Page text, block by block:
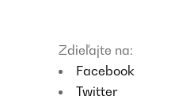
Zdieľajte na:
Facebook
Twitter